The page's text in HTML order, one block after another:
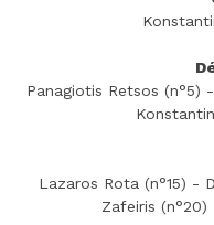
Panagiotis Retsos (n°5)
Lazaros Rota (n°15) -
Zafeiris (n°20)